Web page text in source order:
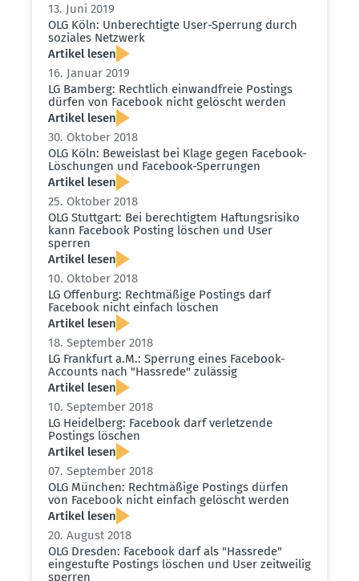
13. Juni 2019
OLG Köln: Unberech­tigte User-Sperrung durch
soziales Netzwerk
Artikel lesen
16. Januar 2019
LG Bamberg: Rechtlich einwand­freie Postings
dürfen von Facebook nicht gelöscht werden
Artikel lesen
30. Oktober 2018
OLG Köln: Beweislast bei Klage gegen Facebook-
Löschungen und Facebook-Sperrungen
Artikel lesen
25. Oktober 2018
OLG Stuttgart: Bei berech­tigtem Haftungs­risiko
kann Facebook Posting löschen und User
sperren
Artikel lesen
10. Oktober 2018
LG Offenburg: Recht­mäßige Postings darf
Facebook nicht einfach löschen
Artikel lesen
18. September 2018
LG Frankfurt a.M.: Sperrung eines Facebook-
Accounts nach "Hassrede" zulässig
Artikel lesen
10. September 2018
LG Heidelberg: Facebook darf verlet­zende
Postings löschen
Artikel lesen
07. September 2018
OLG München: Recht­mäßige Postings dürfen
von Facebook nicht einfach gelöscht werden
Artikel lesen
20. August 2018
OLG Dresden: Facebook darf als "Hassrede"
einge­stufte Postings löschen und User zeitweilig
sperren